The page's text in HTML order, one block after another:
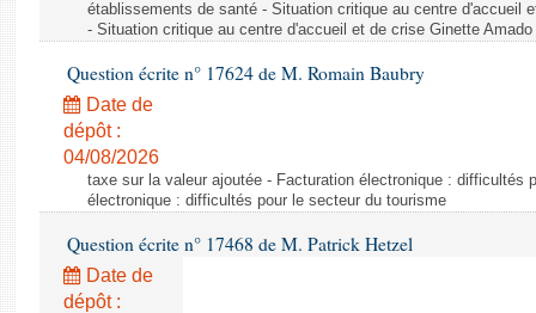
établissements de santé - Situation critique au centre d'accueil
- Situation critique au centre d'accueil et de crise Ginette Amado
Question écrite n° 17624 de M. Romain Baubry
Date de
dépôt :
04/08/2026
taxe sur la valeur ajoutée - Facturation électronique : difficultés
électronique : difficultés pour le secteur du tourisme
Question écrite n° 17468 de M. Patrick Hetzel
Date de
dépôt :